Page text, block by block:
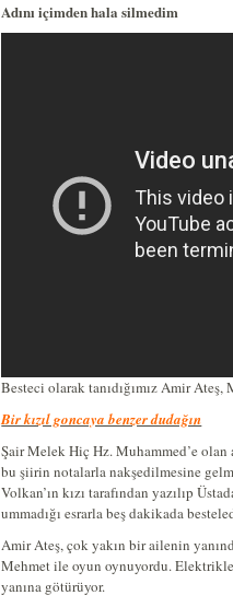
Adını içimden hala silmedim
Besteci olarak tanıdığımız Amir
Bir kızıl goncaya benzer dudağın
Şair Melek Hiç Hz. Muhammed’e olan
bu şiirin notalarla nakşedilmesine
Volkan’ın kızı tarafından yazılıp
ummadığı esrarla beş dakikada
Amir Ateş, çok yakın bir ailenin
Mehmet ile oyun oynuyordu.
yanına götürüyor.